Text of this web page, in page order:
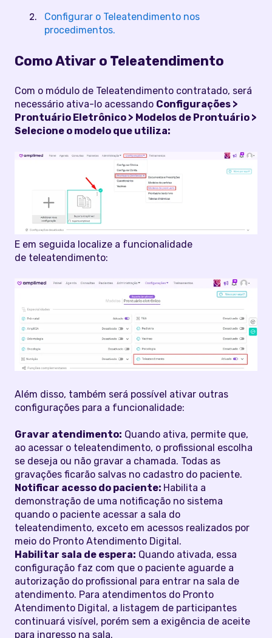
Configurar o Teleatendimento nos
procedimentos.
Como Ativar o Teleatendimento
Com o módulo de Teleatendimento contratado, será
necessário ativa-lo acessando Configurações >
Prontuário Eletrônico > Modelos de Prontuário >
Selecione o modelo que utiliza:
E em seguida localize a funcionalidade
de teleatendimento:
Além disso, também será possível ativar outras
configurações para a funcionalidade:
Gravar atendimento: Quando ativa, permite que,
ao acessar o teleatendimento, o profissional escolha
se deseja ou não gravar a chamada. Todas as
gravações ficarão salvas no cadastro do paciente.
Notificar acesso do paciente: Habilita a
demonstração de uma notificação no sistema
quando o paciente acessar a sala do
teleatendimento, exceto em acessos realizados por
meio do Pronto Atendimento Digital.
Habilitar sala de espera: Quando ativada, essa
configuração faz com que o paciente aguarde a
autorização do profissional para entrar na sala de
atendimento. Para atendimentos do Pronto
Atendimento Digital, a listagem de participantes
continuará visível, porém sem a exigência de aceite
para ingresso na sala.